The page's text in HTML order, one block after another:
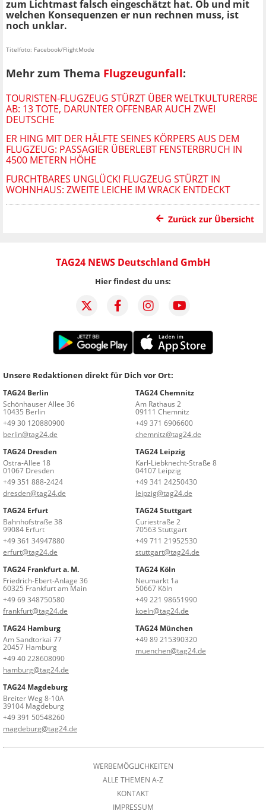
zum Lichtmast falsch eingeschätzt hat. Ob und mit
welchen Konsequenzen er nun rechnen muss, ist
noch unklar.
Titelfoto: Facebook/FlightMode
Mehr zum Thema Flugzeugunfall:
TOURISTEN-FLUGZEUG STÜRZT ÜBER WELTKULTURERBE
AB: 13 TOTE, DARUNTER OFFENBAR AUCH ZWEI
DEUTSCHE
ER HING MIT DER HÄLFTE SEINES KÖRPERS AUS DEM
FLUGZEUG: PASSAGIER ÜBERLEBT FENSTERBRUCH IN
4500 METERN HÖHE
FURCHTBARES UNGLÜCK! FLUGZEUG STÜRZT IN
WOHNHAUS: ZWEITE LEICHE IM WRACK ENTDECKT
Zurück zur Übersicht
TAG24 NEWS Deutschland GmbH
Hier findest du uns:
Unsere Redaktionen direkt für Dich vor Ort:
TAG24 Berlin
Schönhauser Allee 36
10435 Berlin
+49 30 120880900
berlin@tag24.de
TAG24 Chemnitz
Am Rathaus 2
09111 Chemnitz
+49 371 6906600
chemnitz@tag24.de
TAG24 Dresden
Ostra-Allee 18
01067 Dresden
+49 351 888-2424
dresden@tag24.de
TAG24 Leipzig
Karl-Liebknecht-Straße 8
04107 Leipzig
+49 341 24250430
leipzig@tag24.de
TAG24 Erfurt
Bahnhofstraße 38
99084 Erfurt
+49 361 34947880
erfurt@tag24.de
TAG24 Stuttgart
Curiestraße 2
70563 Stuttgart
+49 711 21952530
stuttgart@tag24.de
TAG24 Frankfurt a. M.
Friedrich-Ebert-Anlage 36
60325 Frankfurt am Main
+49 69 348750580
frankfurt@tag24.de
TAG24 Köln
Neumarkt 1a
50667 Köln
+49 221 98651990
koeln@tag24.de
TAG24 Hamburg
Am Sandtorkai 77
20457 Hamburg
+49 40 228608090
hamburg@tag24.de
TAG24 München
+49 89 215390320
muenchen@tag24.de
TAG24 Magdeburg
Breiter Weg 8-10A
39104 Magdeburg
+49 391 50548260
magdeburg@tag24.de
WERBEMÖGLICHKEITEN
ALLE THEMEN A-Z
KONTAKT
IMPRESSUM